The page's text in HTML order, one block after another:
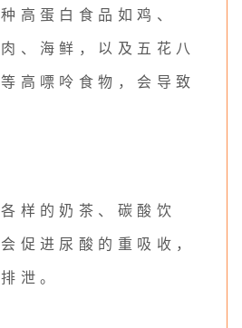
高蛋白食品如鸡、
、海鲜，以及五花八
高嘌呤食物，会导致
样的奶茶、碳酸饮
促进尿酸的重吸收，
泄。